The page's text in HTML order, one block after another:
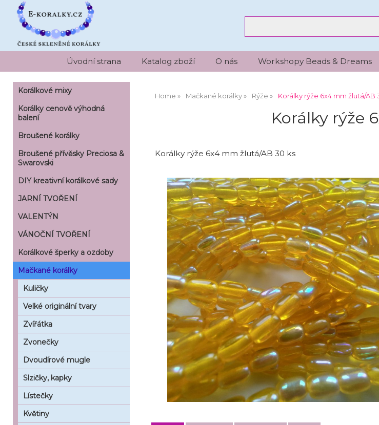
Úvodní strana Katalog zboží O nás Workshopy Beads & Dreams
Home Mačkané korálky Rýže Korálky rýže 6x4 mm žlutá/AB
Korálky rýže
Korálky rýže 6x4 mm žlutá/AB 30 ks
Korálkové mixy
Korálky cenově výhodná
balení
Broušené korálky
Broušené přívěsky Preciosa &
Swarovski
DIY kreativní korálkové sady
JARNÍ TVOŘENÍ
VALENTÝN
VÁNOČNÍ TVOŘENÍ
Korálkové šperky a ozdoby
Mačkané korálky
Kuličky
Velké originální tvary
Zvířátka
Zvonečky
Dvoudírové mugle
Slzičky, kapky
Lístečky
Květiny